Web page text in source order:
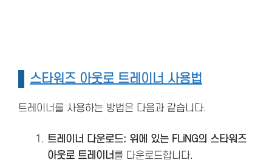
스타워즈 아웃로 트레이너 사용법
트레이너를 사용하는 방법은 다음과 같습니다.
트레이너 다운로드: 위에 있는 FLiNG의 스타워즈
아웃로 트레이너 를 다운로드합니다.